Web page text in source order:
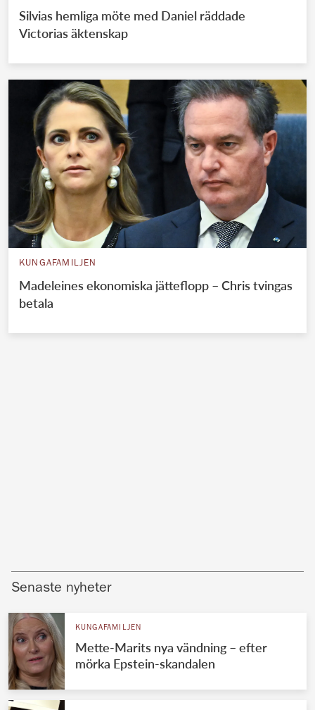
Silvias hemliga möte med Daniel räddade
Victorias äktenskap
KUNGAFAMILJEN
Madeleines ekonomiska jätteflopp – Chris tvingas
betala
Senaste nyheter
KUNGAFAMILJEN
Mette-Marits nya vändning – efter
mörka Epstein-skandalen